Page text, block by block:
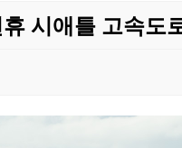
시애틀 고속도